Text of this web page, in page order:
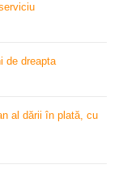
de dreapta
al dării în plată, cu